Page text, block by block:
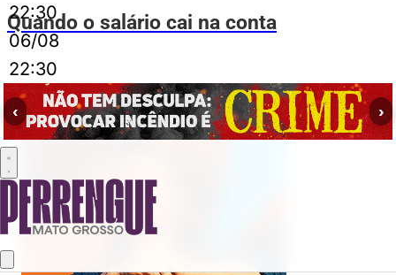
22:30
06/08
22:30
‹ ›
Quando o salário cai na conta
Publicidade